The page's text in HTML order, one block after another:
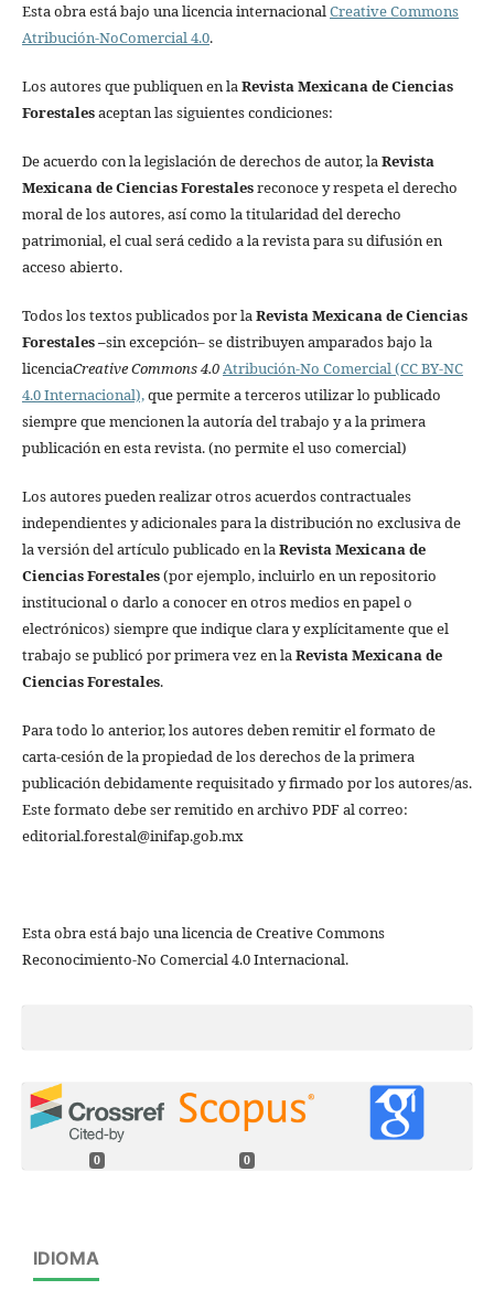
Esta obra está bajo una licencia internacionalCreative Commons
Atribución-NoComercial 4.0.
Los autores que publiquen en laRevista Mexicana de Ciencias
Forestalesaceptan las siguientes condiciones:
De acuerdo con la legislación de derechos de autor, laRevista
Mexicana de Ciencias Forestalesreconoce y respeta el derecho
moral de los autores, así como la titularidad del derecho
patrimonial, el cual será cedido a la revista para su difusión en
acceso abierto.
Todos los textos publicados por laRevista Mexicana de Ciencias
Forestales–sin excepción– se distribuyen amparados bajo la
licenciaCreative Commons 4.0Atribución-No Comercial (CC BY-NC
4.0 Internacional),que permite a terceros utilizar lo publicado
siempre que mencionen la autoría del trabajo y a la primera
publicación en esta revista. (no permite el uso comercial)
Los autores pueden realizar otros acuerdos contractuales
independientes y adicionales para la distribución no exclusiva de
la versión del artículo publicado en laRevista Mexicana de
Ciencias Forestales(por ejemplo, incluirlo en un repositorio
institucional o darlo a conocer en otros medios en papel o
electrónicos) siempre que indique clara y explícitamente que el
trabajo se publicó por primera vez en laRevista Mexicana de
Ciencias Forestales.
Para todo lo anterior, los autores deben remitir el formato de
carta-cesión de la propiedad de los derechos de la primera
publicación debidamente requisitado y firmado por los autores/as.
Este formato debe ser remitido en archivo PDF al correo:
editorial.forestal@inifap.gob.mx
Esta obra está bajo una licencia de Creative Commons
Reconocimiento-No Comercial 4.0 Internacional.
0 0
IDIOMA